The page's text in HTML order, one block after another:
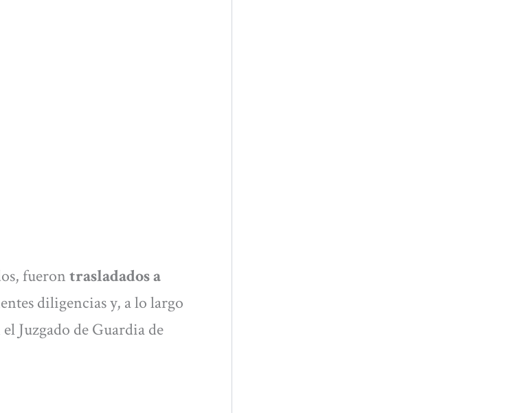
fuerontrasladados a
diligencias y, a lo largo
Juzgado de Guardia de